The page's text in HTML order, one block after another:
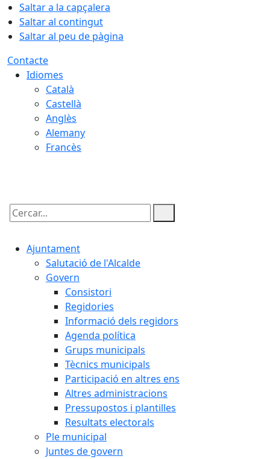
Saltar a la capçalera
Saltar al contingut
Saltar al peu de pàgina
Contacte
Idiomes
Català
Castellà
Anglès
Alemany
Francès
Cercar:
Ajuntament
Salutació de l'Alcalde
Govern
Consistori
Regidories
Informació dels regidors
Agenda política
Grups municipals
Tècnics municipals
Participació en altres ens
Altres administracions
Pressupostos i plantilles
Resultats electorals
Ple municipal
Juntes de govern